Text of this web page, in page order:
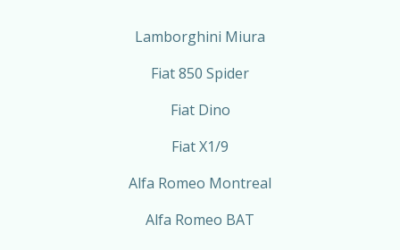
Lamborghini Miura
Fiat 850 Spider
Fiat Dino
Fiat X1/9
Alfa Romeo Montreal
Alfa Romeo BAT